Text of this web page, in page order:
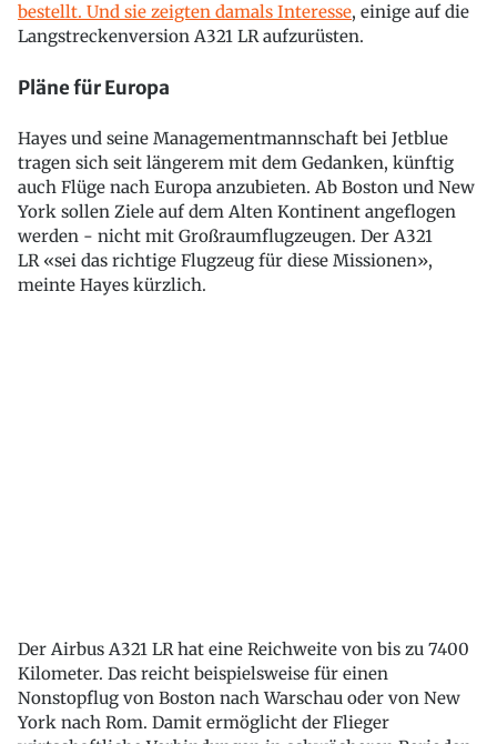
bestellt. Und sie zeigten damals Interesse, einige auf die
Langstreckenversion A321 LR aufzurüsten.
Pläne für Europa
Hayes und seine Managementmannschaft bei Jetblue
tragen sich seit längerem mit dem Gedanken, künftig
auch Flüge nach Europa anzubieten. Ab Boston und New
York sollen Ziele auf dem Alten Kontinent angeflogen
werden - nicht mit Großraumflugzeugen. Der A321
LR «sei das richtige Flugzeug für diese Missionen»,
meinte Hayes kürzlich.
Der Airbus A321 LR hat eine Reichweite von bis zu 7400
Kilometer. Das reicht beispielsweise für einen
Nonstopflug von Boston nach Warschau oder von New
York nach Rom. Damit ermöglicht der Flieger